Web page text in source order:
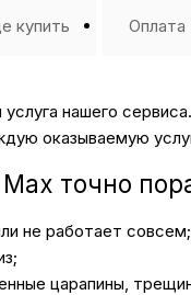
купить Оплата
услуга нашего
оказываемую
точно
не работает совсем;
царапины,